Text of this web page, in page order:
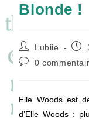
Blonde !
Auteur/autrice
de
la
Lubiie
Commentaires
0
Elle Woods est
d’Elle Woods :